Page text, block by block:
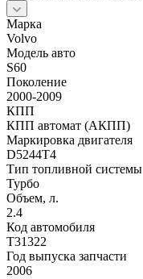
Марка
Volvo
Модель авто
S60
Поколение
2000-2009
КПП
КПП автомат (АКПП)
Маркировка двигателя
D5244T4
Тип топливной системы
Турбо
Объем, л.
2.4
Код автомобиля
T31322
Год выпуска запчасти
2006